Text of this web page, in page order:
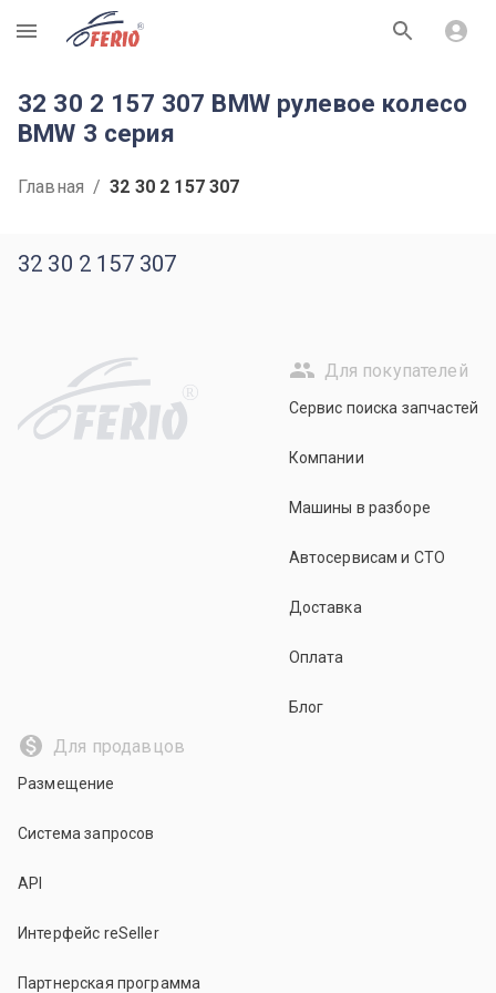
R
32 30 2 157 307 BMW рулевое колесо
BMW 3 серия
Главная / 32 30 2 157 307
32 30 2 157 307
R
Для покупателей
Сервис поиска запчастей
Компании
Машины в разборе
Автосервисам и СТО
Доставка
Оплата
Блог
Для продавцов
Размещение
Система запросов
API
Интерфейс reSeller
Партнерская программа